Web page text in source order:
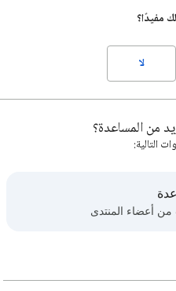
مفيدًا؟
لا
من المساعدة؟
التالية:
أعضاء المنتدى